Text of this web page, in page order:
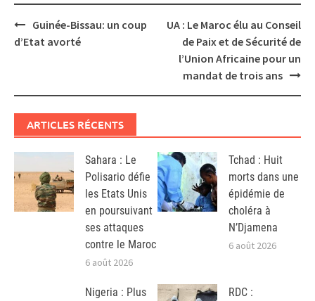
Post
navigation
Guinée-Bissau: un coup
d’Etat avorté
UA : Le Maroc élu au Conseil
de Paix et de Sécurité de
l’Union Africaine pour un
mandat de trois ans
ARTICLES RÉCENTS
Sahara : Le
Polisario défie
les Etats Unis
en poursuivant
ses attaques
contre le Maroc
6 août 2026
Tchad : Huit
morts dans une
épidémie de
choléra à
N’Djamena
6 août 2026
Nigeria : Plus
RDC :